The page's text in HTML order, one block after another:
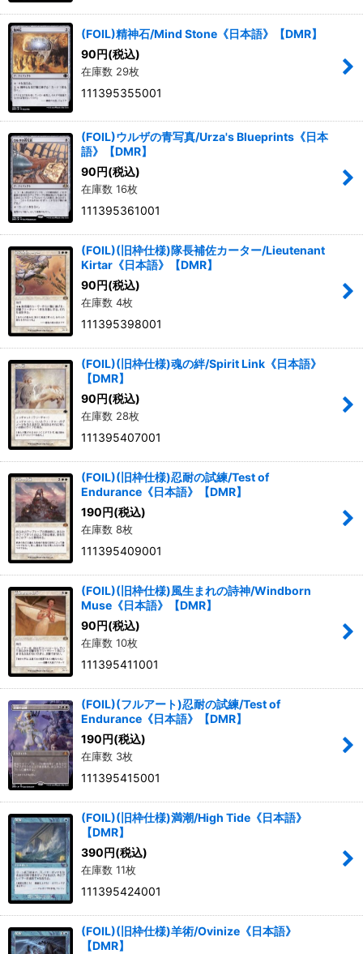
(FOIL)精神石/Mind Stone《日本語》【DMR】
90円(税込)
在庫数 29枚
111395355001
(FOIL)ウルザの青写真/Urza's Blueprints《日本
語》【DMR】
90円(税込)
在庫数 16枚
111395361001
(FOIL)(旧枠仕様)隊長補佐カーター/Lieutenant
Kirtar《日本語》【DMR】
90円(税込)
在庫数 4枚
111395398001
(FOIL)(旧枠仕様)魂の絆/Spirit Link《日本語》
【DMR】
90円(税込)
在庫数 28枚
111395407001
(FOIL)(旧枠仕様)忍耐の試練/Test of
Endurance《日本語》【DMR】
190円(税込)
在庫数 8枚
111395409001
(FOIL)(旧枠仕様)風生まれの詩神/Windborn
Muse《日本語》【DMR】
90円(税込)
在庫数 10枚
111395411001
(FOIL)(フルアート)忍耐の試練/Test of
Endurance《日本語》【DMR】
190円(税込)
在庫数 3枚
111395415001
(FOIL)(旧枠仕様)満潮/High Tide《日本語》
【DMR】
390円(税込)
在庫数 11枚
111395424001
(FOIL)(旧枠仕様)羊術/Ovinize《日本語》
【DMR】